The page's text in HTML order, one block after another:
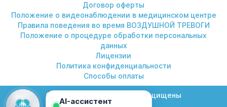
Договор оферты
Положение о видеонаблюдении в медицинском центре
Правила поведения во время ВОЗДУШНОЙ ТРЕВОГИ
Положение о процедуре обработки персональных
данных
Лицензии
Политика конфиденциальности
Способы оплаты
© 2026 Гелиос. Все права защищены
AI-ассистент